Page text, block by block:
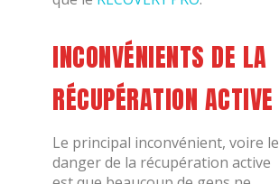
INCONVÉNIENTS DE LA
RÉCUPÉRATION ACTIVE
Le principal inconvénient, voire le
danger de la récupération active